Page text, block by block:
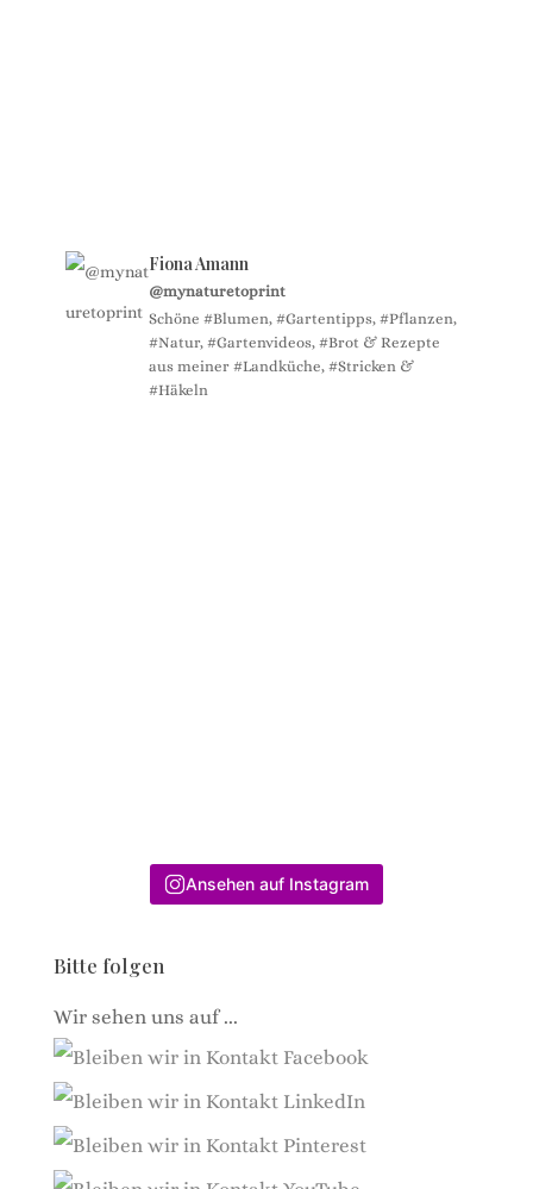
Fiona Amann
@mynaturetoprint
Schöne #Blumen, #Gartentipps, #Pflanzen,
#Natur, #Gartenvideos, #Brot & Rezepte
aus meiner #Landküche, #Stricken &
#Häkeln
Ansehen auf Instagram
Bitte folgen
Wir sehen uns auf ...